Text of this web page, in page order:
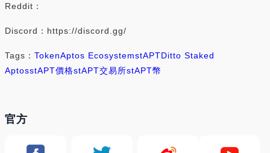
Reddit：
Discord：https://discord.gg/
Tags： TokenAptos EcosystemstAPTDitto Staked
AptosstAPT價格stAPT交易所stAPT幣
官方